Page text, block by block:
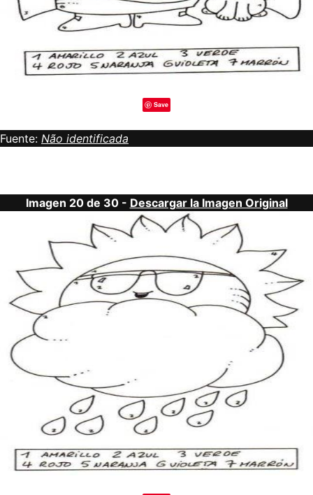
Save
Fuente: Não identificada
Imagen 20 de 30 - Descargar la Imagen Original